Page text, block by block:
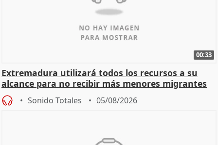
00:33
Extremadura utilizará todos los recursos a su
alcance para no recibir más menores migrantes
Sonido Totales 05/08/2026